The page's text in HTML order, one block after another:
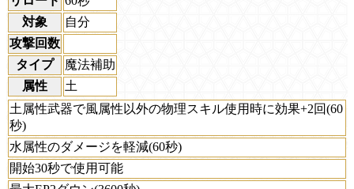
対象
自分
攻撃回数
タイプ
魔法補助
属性
土
土属性武器で風属性以外の物理スキル使用時に効果+2回(60
秒)
水属性のダメージを軽減(60秒)
開始30秒で使用可能